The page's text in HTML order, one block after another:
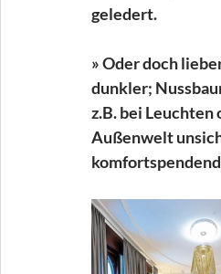
geledert.
» Oder doch
dunkler;
z.B. bei
Außenwelt